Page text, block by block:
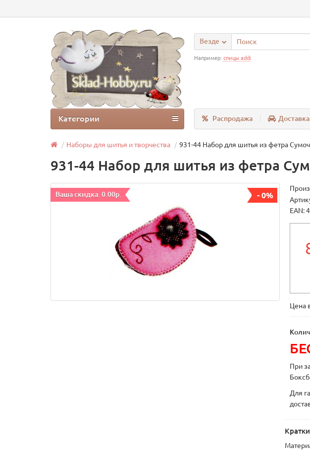
Везде
Например: спицы addi
Распродажа
Категории
Наборы для шитья и творчества 931-44 Набор для шитья из фетра
931-44 Набор для шитья из фетра
Ваша скидка: 0.00р. - 0%
EAN:
Цена
При
Для